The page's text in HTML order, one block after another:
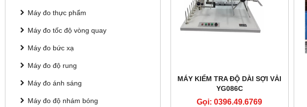
Máy đo thực phẩm
Máy đo tốc độ vòng quay
Máy đo bức xạ
Máy đo độ rung
Máy đo ánh sáng
Máy đo độ nhám bóng
MÁY KIỂM TRA ĐỘ DÀI SỢI VẢI
YG086C
Gọi: 0396.49.6769